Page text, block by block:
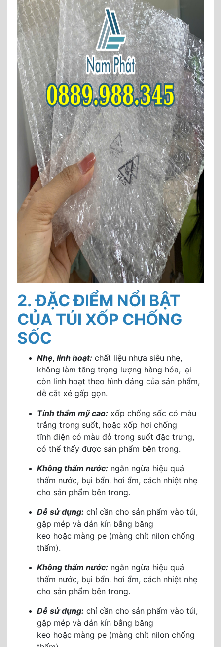
2. ĐẶC ĐIỂM NỔI BẬT
CỦA TÚI XỐP CHỐNG
SỐC
Nhẹ, linh hoạt: chất liệu nhựa siêu nhẹ,
không làm tăng trọng lượng hàng hóa, lại
còn linh hoạt theo hình dáng của sản phẩm,
dễ cắt xẻ gấp gọn.
Tính thẩm mỹ cao: xốp chống sốc có màu
trắng trong suốt, hoặc xốp hơi chống
tĩnh điện có màu đỏ trong suốt đặc trưng,
có thể thấy được sản phẩm bên trong.
Không thấm nước: ngăn ngừa hiệu quả
thấm nước, bụi bẩn, hơi ẩm, cách nhiệt nhẹ
cho sản phẩm bên trong.
Dễ sử dụng: chỉ cần cho sản phẩm vào túi,
gập mép và dán kín bằng băng
keo hoặc màng pe (màng chít nilon chống
thấm).
Không thấm nước: ngăn ngừa hiệu quả
thấm nước, bụi bẩn, hơi ẩm, cách nhiệt nhẹ
cho sản phẩm bên trong.
Dễ sử dụng: chỉ cần cho sản phẩm vào túi,
gập mép và dán kín bằng băng
keo hoặc màng pe (màng chít nilon chống